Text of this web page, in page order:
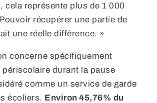
cela représente plus de 1 000
récupérer une partie de
une réelle différence. »
concerne spécifiquement
périscolaire durant la pause
comme un service de garde
écoliers. Environ 45,76% du